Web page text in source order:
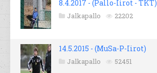
8.4.2017 - (Pallo-Iirot - TKT)
Jalkapallo 22202
14.5.2015 - (MuSa-P-Iirot)
Jalkapallo 52451